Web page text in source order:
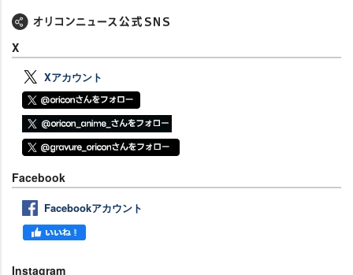
X
Xアカウント
Facebook
Facebookアカウント
Instagram